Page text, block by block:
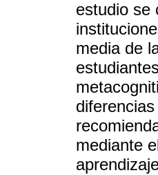
estudio se
media de
mediante